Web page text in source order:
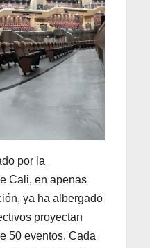
por la
Cali, en apenas
ya ha albergado
proyectan
50 eventos. Cada